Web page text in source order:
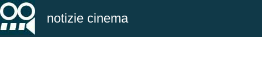
notizie cinema